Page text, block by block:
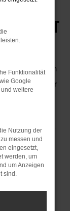
passen
auch für
auf
arbeiten
der Qualität
auf Nummer
Konkret
gewartet
Funktionalität
Google
weitere
Nutzung der
messen und
eingesetzt,
werden, um
um Anzeigen
sind.